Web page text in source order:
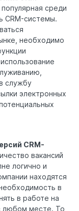
среди
CRM-системы.
необходимо
службу
электронных
CRM-
вакансий
логично и
находятся
в
в работе на
любом месте. То